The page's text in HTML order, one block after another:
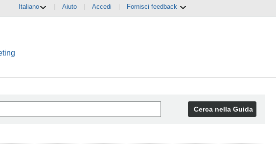
Italiano Aiuto Accedi Fornisci feedback
Cerca nella Guida